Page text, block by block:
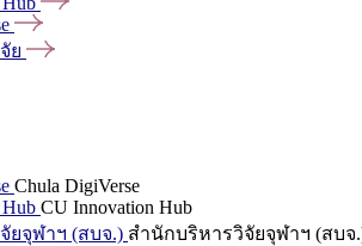
ย
Chula DigiVerse
CU Innovation Hub
ยจุฬาฯ (สบจ.) สำนักบริหารวิจัยจุฬาฯ (สบจ